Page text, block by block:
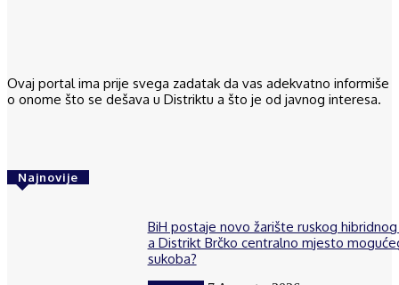
Ovaj portal ima prije svega zadatak da vas adekvatno informiše
o onome što se dešava u Distriktu a što je od javnog interesa.
Najnovije
BiH postaje novo žarište ruskog
a Distrikt Brčko centralno mjesto
sukoba?